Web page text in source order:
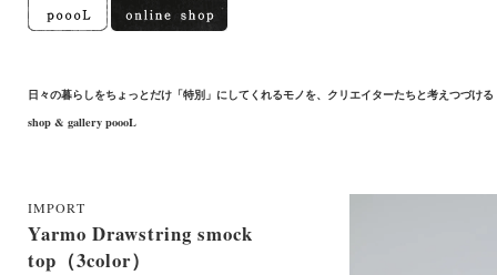
日々の暮らしをちょっとだけ「特別」にしてくれるモノを、クリエイターたちと考えつづける
shop & gallery poooL
IMPORT
Yarmo Drawstring smock
top（3color）